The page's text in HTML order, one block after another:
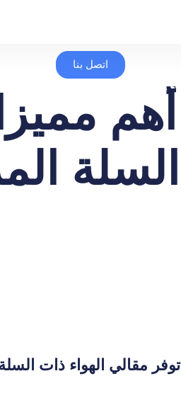
اتصل بنا
أهم
السلة
توفر مقالي الهواء ذات